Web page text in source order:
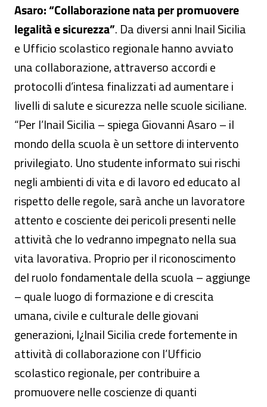
Asaro: “Collaborazione nata per promuovere
legalità e sicurezza”. Da diversi anni Inail Sicilia
e Ufficio scolastico regionale hanno avviato
una collaborazione, attraverso accordi e
protocolli d’intesa finalizzati ad aumentare i
livelli di salute e sicurezza nelle scuole siciliane.
“Per l’Inail Sicilia – spiega Giovanni Asaro – il
mondo della scuola è un settore di intervento
privilegiato. Uno studente informato sui rischi
negli ambienti di vita e di lavoro ed educato al
rispetto delle regole, sarà anche un lavoratore
attento e cosciente dei pericoli presenti nelle
attività che lo vedranno impegnato nella sua
vita lavorativa. Proprio per il riconoscimento
del ruolo fondamentale della scuola – aggiunge
– quale luogo di formazione e di crescita
umana, civile e culturale delle giovani
generazioni, l¿Inail Sicilia crede fortemente in
attività di collaborazione con l’Ufficio
scolastico regionale, per contribuire a
promuovere nelle coscienze di quanti